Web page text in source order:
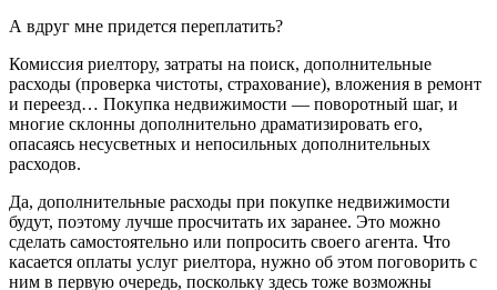
А вдруг мне придется переплатить?
Комиссия риелтору, затраты на поиск, дополнительные
расходы (проверка чистоты, страхование), вложения в ремонт
и переезд… Покупка недвижимости — поворотный шаг, и
многие склонны дополнительно драматизировать его,
опасаясь несусветных и непосильных дополнительных
расходов.
Да, дополнительные расходы при покупке недвижимости
будут, поэтому лучше просчитать их заранее. Это можно
сделать самостоятельно или попросить своего агента. Что
касается оплаты услуг риелтора, нужно об этом поговорить с
ним в первую очередь, поскольку здесь тоже возможны